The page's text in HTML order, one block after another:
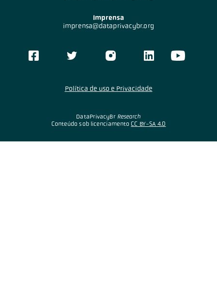
Imprensa
imprensa@dataprivacybr.org
DataPrivacyBr Research
Conteúdo sob licenciamento CC BY-SA 4.0
Política de uso e Privacidade